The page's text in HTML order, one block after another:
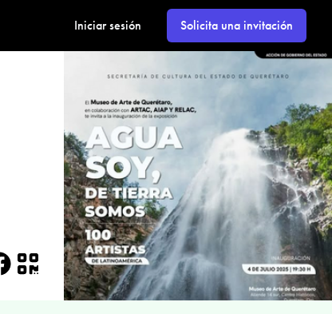
Iniciar sesión Solicita una invitación
Facebook